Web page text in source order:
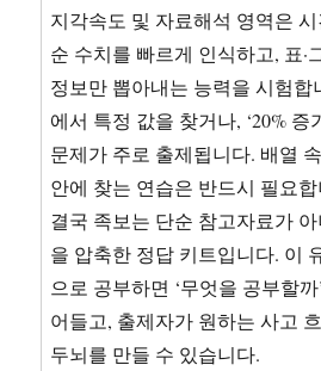
지각속도 및 자료해석 영역은
순 수치를 빠르게 인식하고, 표·
정보만 뽑아내는 능력을 시험합
에서 특정 값을 찾거나, ‘20% 증
문제가 주로 출제됩니다. 배열
안에 찾는 연습은 반드시 필요
결국 족보는 단순 참고자료가
을 압축한 정답 키트입니다. 이
으로 공부하면 ‘무엇을 공부할
어들고, 출제자가 원하는 사고
두뇌를 만들 수 있습니다.